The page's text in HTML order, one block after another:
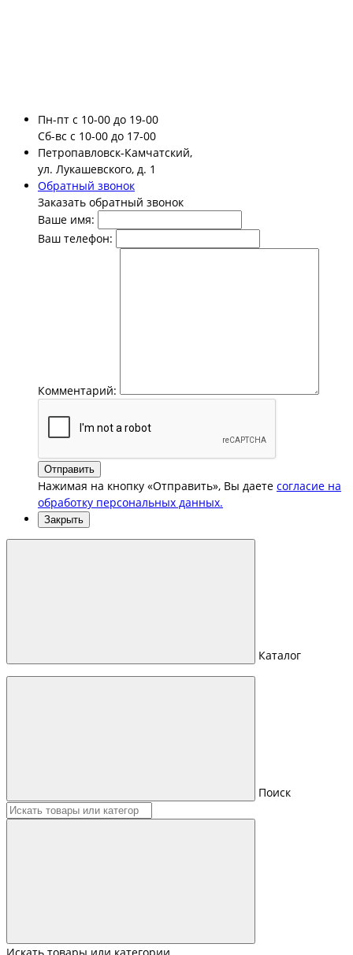
Пн-пт с 10-00 до 19-00
Сб-вс с 10-00 до 17-00
Петропавловск-Камчатский,
ул. Лукашевского, д. 1
Обратный звонок
Заказать обратный звонок
Ваше имя:
Ваш телефон:
Комментарий:
Отправить
Нажимая на кнопку «Отправить», Вы даете согласие на
обработку персональных данных.
Закрыть
Каталог
Поиск